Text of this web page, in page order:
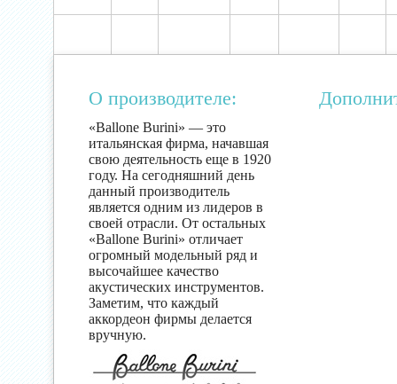
О производителе:
«Ballone Burini» — это
итальянская фирма, начавшая
свою деятельность еще в 1920
году. На сегодняшний день
данный производитель
является одним из лидеров в
своей отрасли. От остальных
«Ballone Burini» отличает
огромный модельный ряд и
высочайшее качество
акустических инструментов.
Заметим, что каждый
аккордеон фирмы делается
вручную.